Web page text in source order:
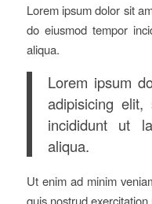
Lorem ipsum dolor sit
do eiusmod tempor
aliqua.
Lorem ipsum
adipisicing
incididunt ut
aliqua.
Ut enim ad minim
quis nostrud